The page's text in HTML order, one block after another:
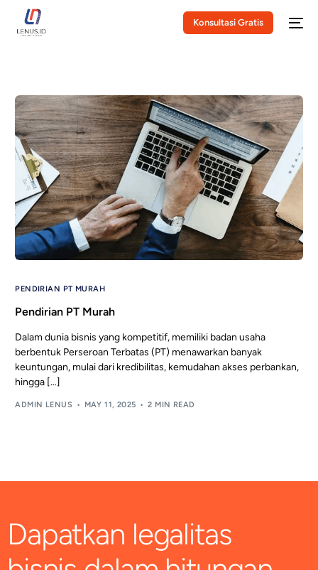
Konsultasi Gratis
PENDIRIAN PT MURAH
Pendirian PT Murah
Dalam dunia bisnis yang kompetitif, memiliki badan usaha
berbentuk Perseroan Terbatas (PT) menawarkan banyak
keuntungan, mulai dari kredibilitas, kemudahan akses perbankan,
hingga […]
ADMIN LENUS MAY 11, 2025 2 MIN READ
Dapatkan legalitas